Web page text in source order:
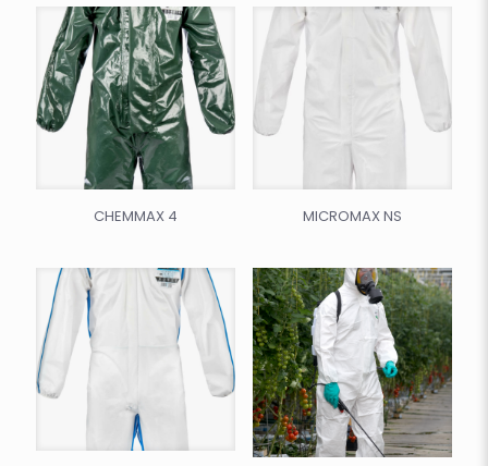
CHEMMAX 4 MICROMAX NS